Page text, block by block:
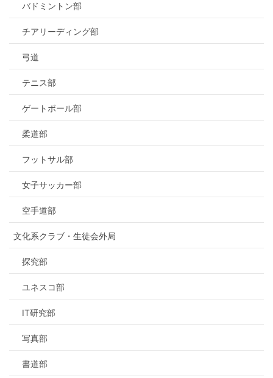
バドミントン部
チアリーディング部
弓道
テニス部
ゲートボール部
柔道部
フットサル部
女子サッカー部
空手道部
文化系クラブ・生徒会外局
探究部
ユネスコ部
IT研究部
写真部
書道部